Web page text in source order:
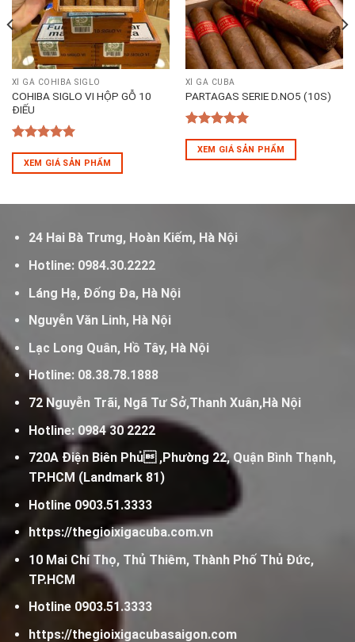
XÌ GÀ COHIBA SIGLO
COHIBA SIGLO VI HỘP GỖ 10
ĐIẾU
5out of 5
XEM GIÁ SẢN PHẨM
XÌ GÀ CUBA
PARTAGAS SERIE D.NO5 (10S)
5out of 5
XEM GIÁ SẢN PHẨM
24 Hai Bà Trưng, Hoàn Kiếm, Hà Nội
Hotline: 0984.30.2222
Láng Hạ, Đống Đa, Hà Nội
Nguyễn Văn Linh, Hà Nội
Lạc Long Quân, Hồ Tây, Hà Nội
Hotline: 08.38.78.1888
72 Nguyễn Trãi, Ngã Tư Sở,Thanh Xuân,Hà Nội
Hotline: 0984 30 2222
720A Điện Biên Phủ ,Phường 22, Quận Bình Thạnh,
TP.HCM (Landmark 81)
Hotline 0903.51.3333
https://thegioixigacuba.com.vn
10 Mai Chí Thọ, Thủ Thiêm, Thành Phố Thủ Đức,
TP.HCM
Hotline 0903.51.3333
https://thegioixigacubasaigon.com